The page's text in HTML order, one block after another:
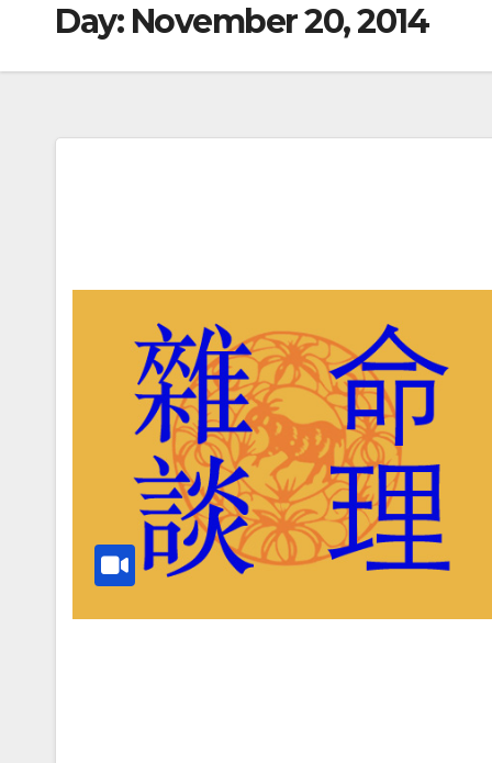
Day: November 20, 2014